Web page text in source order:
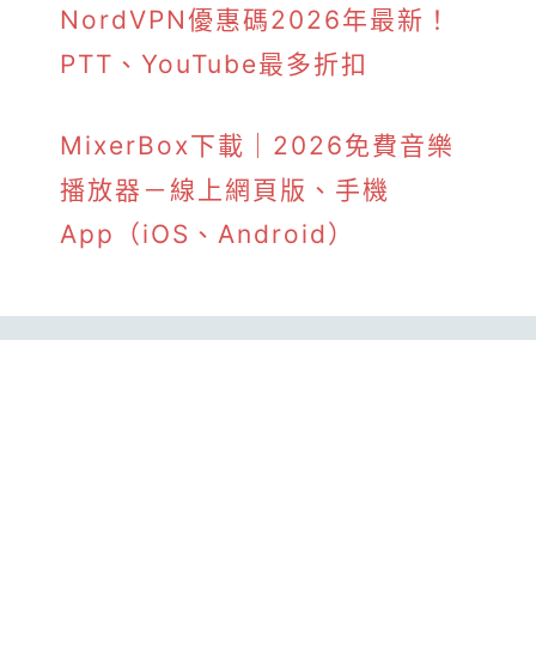
NordVPN優惠碼2026年最新！
PTT、YouTube最多折扣
MixerBox下載｜2026免費音樂
播放器－線上網頁版、手機
App（iOS、Android）